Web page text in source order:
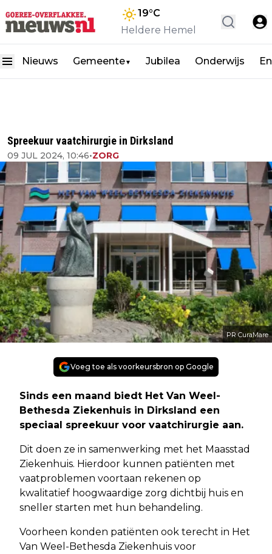
19°C
Heldere Hemel
Nieuws Gemeente▼ Jubilea Onderwijs
Spreekuur vaatchirurgie in Dirksland
09 JUL 2024, 10:46•ZORG
PR CuraMare
Voeg toe als voorkeursbron op Google
Sinds een maand biedt Het Van Weel-
Bethesda Ziekenhuis in Dirksland een
speciaal spreekuur voor vaatchirurgie aan.
Dit doen ze in samenwerking met het Maasstad
Ziekenhuis. Hierdoor kunnen patiënten met
vaatproblemen voortaan rekenen op
kwalitatief hoogwaardige zorg dichtbij huis en
sneller starten met hun behandeling.
Voorheen konden patiënten ook terecht in Het
Van Weel-Bethesda Ziekenhuis voor